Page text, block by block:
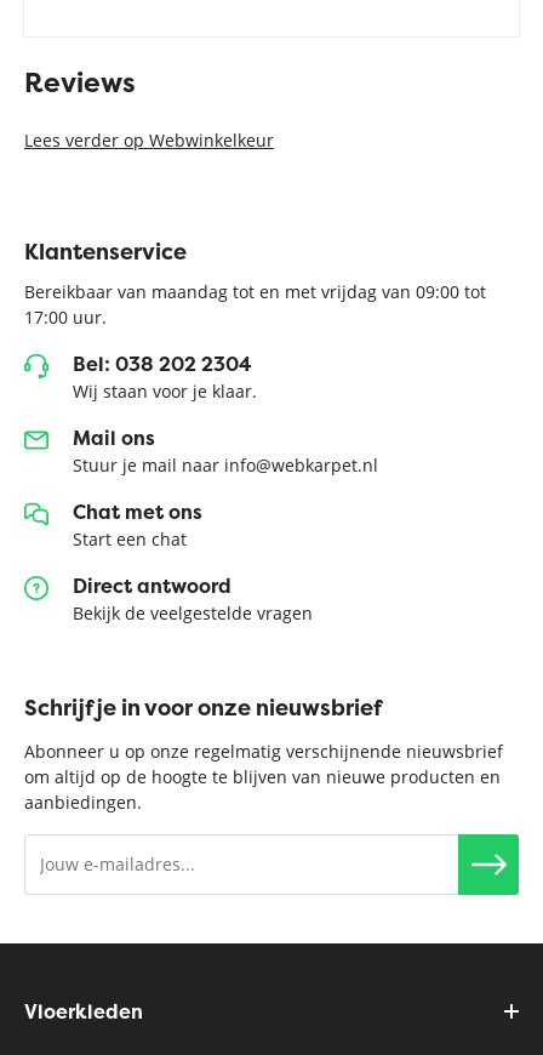
Reviews
Lees verder op Webwinkelkeur
Klantenservice
Bereikbaar van maandag tot en met vrijdag van 09:00 tot
17:00 uur.
Bel: 038 202 2304
Wij staan voor je klaar.
Mail ons
Stuur je mail naar info@webkarpet.nl
Chat met ons
Start een chat
Direct antwoord
Bekijk de veelgestelde vragen
Schrijf je in voor onze nieuwsbrief
Abonneer u op onze regelmatig verschijnende nieuwsbrief
om altijd op de hoogte te blijven van nieuwe producten en
aanbiedingen.
Vloerkleden